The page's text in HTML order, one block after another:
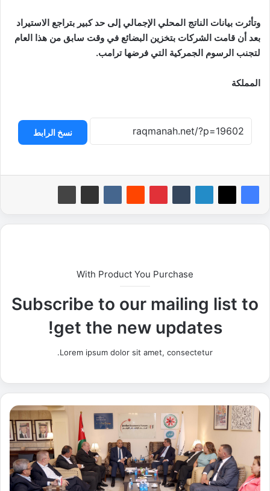
وتأثرت بيانات الناتج المحلي الإجمالي إلى حد كبير بتراجع الاستيراد
بعد أن قامت الشركات بتخزين البضائع في وقت سابق من هذا العام
لتجنب الرسوم الجمركية التي فرضها ترامب.
المملكة
نسخ الرابط
With Product You Purchase
Subscribe to our mailing list to
get the new updates!
Lorem ipsum dolor sit amet, consectetur.
ا
ل
ت
د
ى